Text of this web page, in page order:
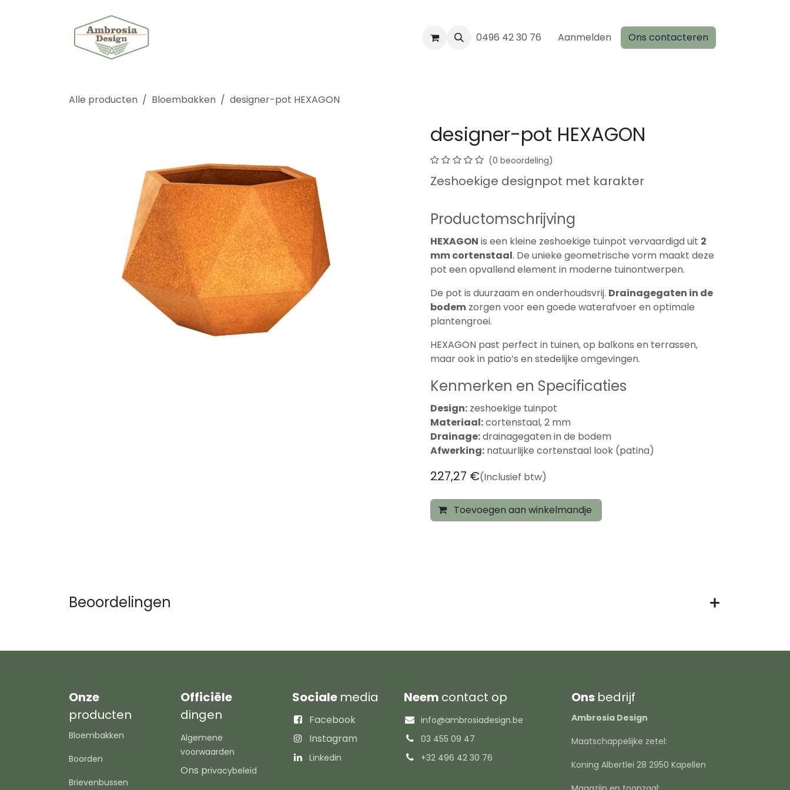
Contact0496 42 30 76 Aanmelden Ons contacteren
Alle producten Bloembakken designer-pot HEXAGON
designer-pot HEXAGON
(0 beoordeling)
Zeshoekige designpot met karakter
Productomschrijving
HEXAGON is een kleine zeshoekige tuinpot vervaardigd uit 2
mm cortenstaal. De unieke geometrische vorm maakt deze
pot een opvallend element in moderne tuinontwerpen.
De pot is duurzaam en onderhoudsvrij. Drainagegaten in de
bodem zorgen voor een goede waterafvoer en optimale
plantengroei.
HEXAGON past perfect in tuinen, op balkons en terrassen,
maar ook in patio’s en stedelijke omgevingen.
Kenmerken en Specificaties
Design: zeshoekige tuinpot
Materiaal:cortenstaal, 2 mm
Drainage:drainagegaten in de bodem
Afwerking: natuurlijke cortenstaal look (patina)
227,27 €(Inclusief btw)
Toevoegen aan winkelmandje
Beoordelingen
Onze
producten
Bloembakken
Boorden
Brievenbussen
Officiële
dingen
Algemene
voorwaarden
Ons privacybeleid
Sociale media
Facebook
Instagram
Linkedin
Neem contact op
info@ambrosiadesign.be
03 455 09 47
+32 496 42 30 76
Ons bedrijf
Ambrosia Design
Maatschappelijke zetel:
Koning Albertlei 28 2950 Kapellen